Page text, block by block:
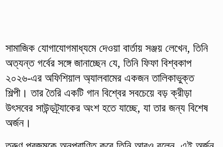
সামাজিক যোগাযোগমাধ্যমে দেওয়া বার্তায় সঞ্জয় লেখেন, তিনি
অত্যন্ত গর্বের সঙ্গে জানাচ্ছেন যে, তিনি ফিফা বিশ্বকাপ
২০২৬-এর অফিশিয়াল অ্যালবামের একজন তালিকাভুক্ত
শিল্পী। তার তৈরি একটি গান বিশ্বের সবচেয়ে বড় ক্রীড়া
উৎসবের সাউন্ডট্র্যাকের অংশ হতে যাচ্ছে, যা তার জন্য বিশেষ
অর্জন।